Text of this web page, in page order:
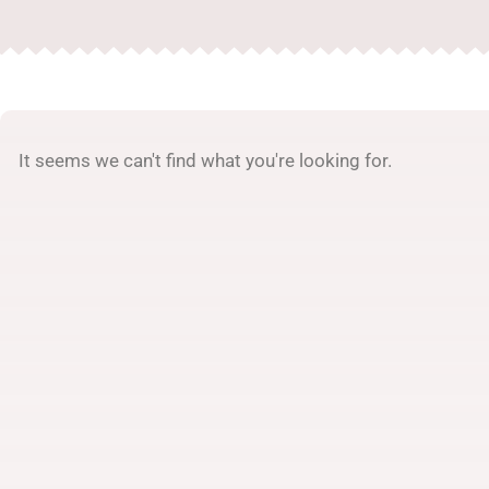
It seems we can't find what you're looking for.